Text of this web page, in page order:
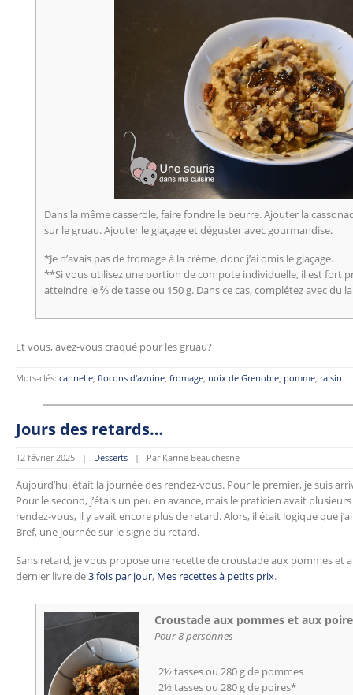
Dans la même casserole, faire fondre le beurre. Ajouter la
sur le gruau. Ajouter le glaçage et déguster avec gourmandise.
*Je n’avais pas de fromage à la crème, donc j’ai omis le glaçage.
**Si vous utilisez une portion de compote individuelle, il est fort
atteindre le ⅔ de tasse ou 150 g. Dans ce cas, complétez avec du
Et vous, avez-vous craqué pour les gruau?
Mots-clés: cannelle, flocons d'avoine, fromage, noix de Grenoble, pomme, raisin
Jours des retards…
12 février 2025 | Desserts | Par Karine Beauchesne
Aujourd’hui était la journée des rendez-vous. Pour le premier, je suis
Pour le second, j’étais un peu en avance, mais le praticien avait
rendez-vous, il y avait encore plus de retard. Alors, il était logique que
Bref, une journée sur le signe du retard.
Sans retard, je vous propose une recette de croustade aux pommes et
dernier livre de3 fois par jour, Mes recettes à petits prix.
Croustade aux pommes et aux
Pour 8 personnes
2½ tasses ou 280 g de pommes
2½ tasses ou 280 g de poires*